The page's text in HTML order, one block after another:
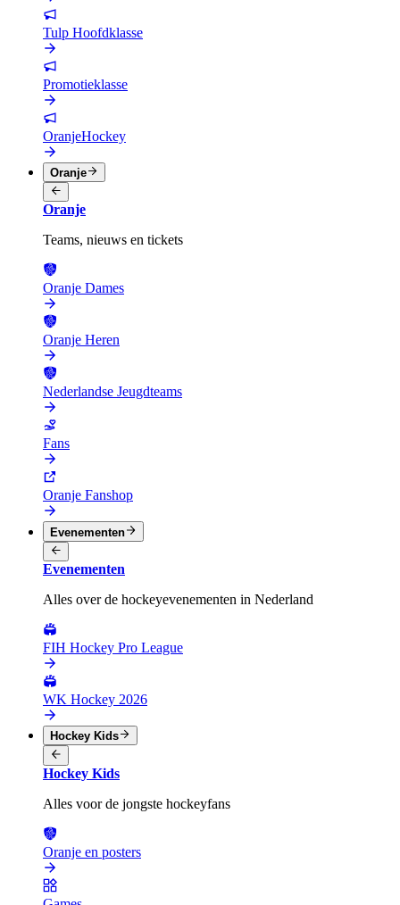
Tulp Hoofdklasse
Promotieklasse
OranjeHockey
Oranje
Oranje
Teams, nieuws en tickets
Oranje Dames
Oranje Heren
Nederlandse Jeugdteams
Fans
Oranje Fanshop
Evenementen
Evenementen
Alles over de hockeyevenementen in Nederland
FIH Hockey Pro League
WK Hockey 2026
Hockey Kids
Hockey Kids
Alles voor de jongste hockeyfans
Oranje en posters